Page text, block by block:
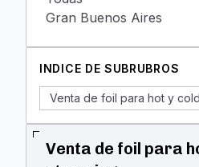
Gran Buenos Aires
INDICE DE SUBRUBROS
Venta de foil para hot y
Venta de foil para